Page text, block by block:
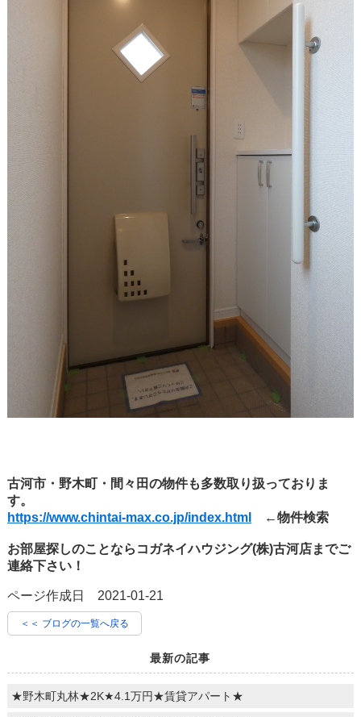
古河市・野木町・間々田の物件も多数取り扱っておりま
す。
https://www.chintai-max.co.jp/index.html
←物件検索
お部屋探しのことならコガネイハウジング(株)古河店までご
連絡下さい！
ページ作成日 2021-01-21
＜＜ ブログの一覧へ戻る
最新の記事
★野木町丸林★2K★4.1万円★賃貸アパート★